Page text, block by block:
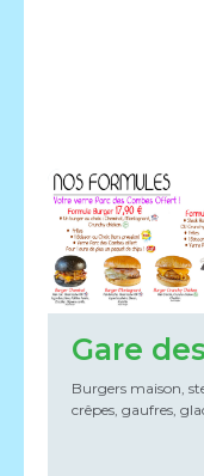
Gare
Burgers maison,
crêpes, gaufres,